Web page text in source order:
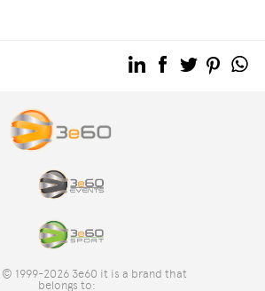
1999-2026 3e60 it is a brand that
belongs to: